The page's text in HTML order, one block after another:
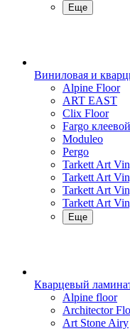
Еще
Виниловая и
Alpine Floor
ART EAST
Clix Floor
Fargo
Moduleo
Pergo
Tarkett Art
Tarkett Art
Tarkett Art
Tarkett Art
Еще
Кварцевый
Alpine floor
Architector
Art Stone Airy